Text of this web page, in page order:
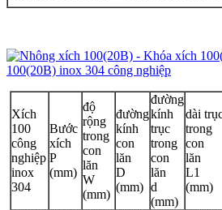
Xích
100
công
nghiệp
inox
304
Bước
xích
P
(mm)
độ
rộng
trong
con
lăn
W
(mm)
đường
kính
con
lăn
D
(mm)
đường
kính
trục
trong
con
lăn
d
(mm)
dài
trong
con
lăn
L1
(mm)